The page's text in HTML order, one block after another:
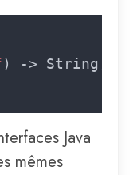
Java
mêmes